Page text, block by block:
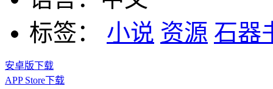
标签：
小说 资源 石器
安卓版下载
APP Store下载